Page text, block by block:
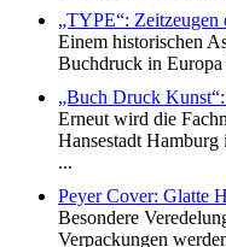
„TYPE“: Zeitzeugen
Einem historischen
Buchdruck in
„Buch Druck
Erneut wird die
Hansestadt
...
Peyer Cover: Glatte
Besondere
Verpackungen